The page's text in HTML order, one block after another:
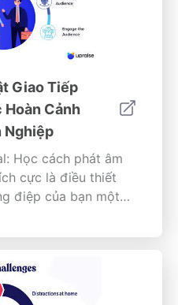
Giao Tiếp
Hoàn Cảnh
Nghiệp
Học cách phát âm
cực là điều thiết
điệp của bạn một
Phi Verbal: Khám
ngôn ngữ cơ thể,
giao tiếp của
Tiếp Hiệu Quả: